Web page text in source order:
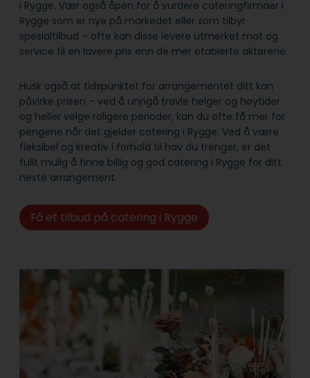
i Rygge. Vær også åpen for å vurdere cateringfirmaer i
Rygge som er nye på markedet eller som tilbyr
spesialtilbud – ofte kan disse levere utmerket mat og
service til en lavere pris enn de mer etablerte aktørene.
Husk også at tidspunktet for arrangementet ditt kan
påvirke prisen – ved å unngå travle helger og høytider
og heller velge roligere perioder, kan du ofte få mer for
pengene når det gjelder catering i Rygge. Ved å være
fleksibel og kreativ i forhold til hav du trenger, er det
fullt mulig å finne billig og god catering i Rygge for ditt
neste arrangement.
Få et tilbud på catering i Rygge